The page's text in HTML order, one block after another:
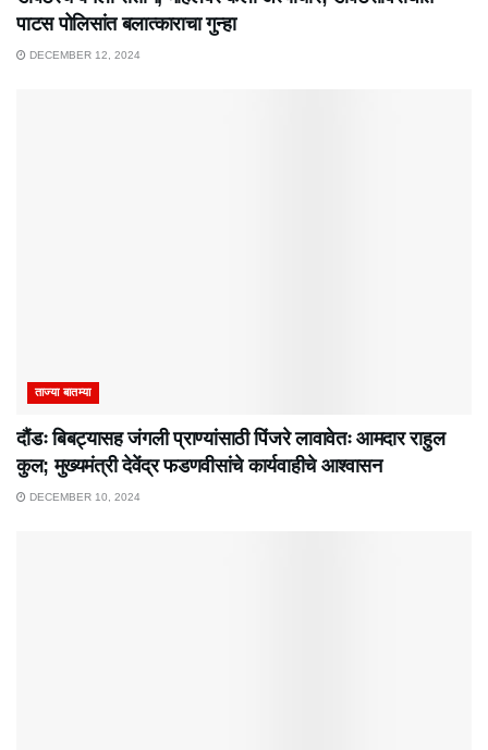
पाटस पोलिसांत बलात्काराचा गुन्हा
DECEMBER 12, 2024
ताज्या बातम्या
दौंडः बिबट्यासह जंगली प्राण्यांसाठी पिंजरे लावावेतः आमदार राहुल
कुल; मुख्यमंत्री देवेंद्र फडणवीसांचे कार्यवाहीचे आश्वासन
DECEMBER 10, 2024